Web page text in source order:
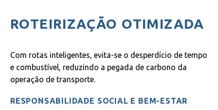
ROTEIRIZAÇÃO OTIMIZADA
Com rotas inteligentes, evita-se o desperdício de tempo
e combustível, reduzindo a pegada de carbono da
operação de transporte.
RESPONSABILIDADE SOCIAL E BEM-ESTAR